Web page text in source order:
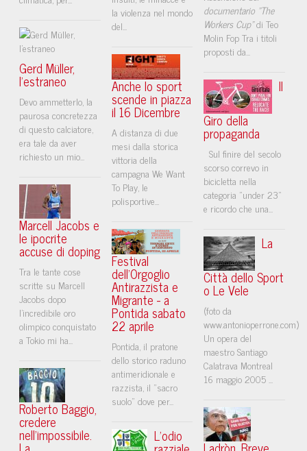
Gerd Müller,
l’estraneo
Devo ammetterlo, la
paurosa concretezza
di questo calciatore,
era tale da aver
richiesto un mio...
Marcell Jacobs e
le ipocrite
accuse di doping
Tra le tante cose
scritte su Marcell
Jacobs dopo
l’incredibile oro
olimpico conquistato
a Tokio mi ha...
Roberto Baggio,
credere
nell'impossibile.
la violenza nel mondo
del...
Anche lo sport
scende in piazza
il 16 Dicembre
A distanza di due
mesi dalla storica
vittoria della
campagna We Want
To Play, le
polisportive...
Festival
dell'Orgoglio
Antirazzista e
Migrante - a
Pontida sabato
22 aprile
Pontida, il pratone
dello storico raduno
antimeridionale e
razzista, il "sacro
suolo" dove per...
L’odio
documentario "The
Workers Cup"di Teo
Molin Fop Tra i titoli
proposti da...
Il
Giro della
propaganda
Sul finire del secolo
scorso correvo in
bicicletta nella
categoria "under 23"
e ricordo che una...
La
Città dello Sport
o Le Vele
(foto da
www.antonioperrone.com)
Un opera del
maestro Santiago
Calatrava Montreal
16 maggio 2005 ...